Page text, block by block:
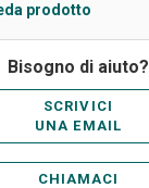
prodotto
Bisogno di aiuto?
SCRIVICI
UNA EMAIL
CHIAMACI